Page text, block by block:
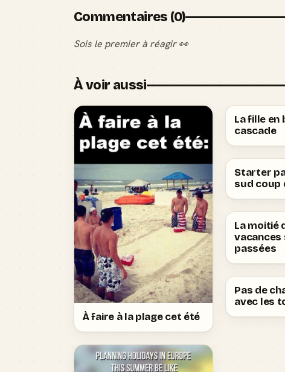
Commentaires (0)
Sois le premier à réagir 👀
À voir aussi
À faire à la plage cet été
La fille en
cascade
Starter
sud coup
La moitié
vacances
passées
Pas de
avec les